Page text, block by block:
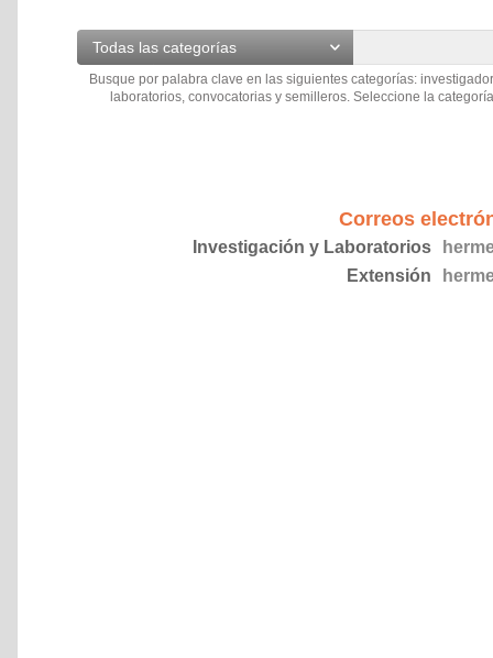
Todas las categorías
Busque por palabra clave en las siguientes categorías:
laboratorios, convocatorias y semilleros. Seleccione la
Correos
Investigación y Laboratorios
Extensión